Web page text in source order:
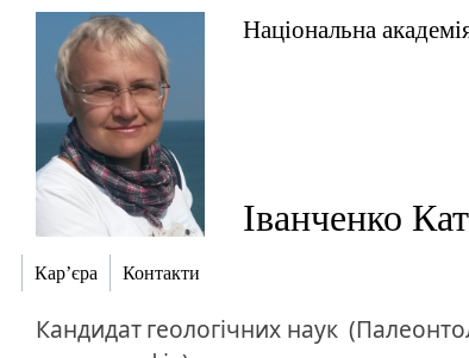
Національна
Іванченко
Кар’єра Контакти
Кандидатгеологічних наук